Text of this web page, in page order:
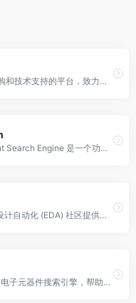
Utmel 是一个专注于电子元器件采购和技术支持的平台，致力于为电子工程师、硬件开发人员和制造商提供全面的电子元器件信息和采购服务。
Mouser Electronics 的 Component Search Engine 是一个功能强大的工具，帮助电子工程师和采购人员高效地查找、比较和采购电子元器件。通过其全面的搜索和过滤功能，用户可以快速找到符合其设计和采购需求的元器件，从而提升工作效率和项目成功率。
Ultra Librarian 是一个专门为电子设计自动化 (EDA) 社区提供电子元器件库的在线平台。它提供数百万种电子元器件的库文件，包括原理图符号、PCB 封装和 3D 模型。
Component Search Engine是一个电子元器件搜索引擎，帮助工程师快速找到所需的电子元件及其相关数据手册和供应商信息。并且提供丰富且免费的原理图、PCB封装和3D模型下载